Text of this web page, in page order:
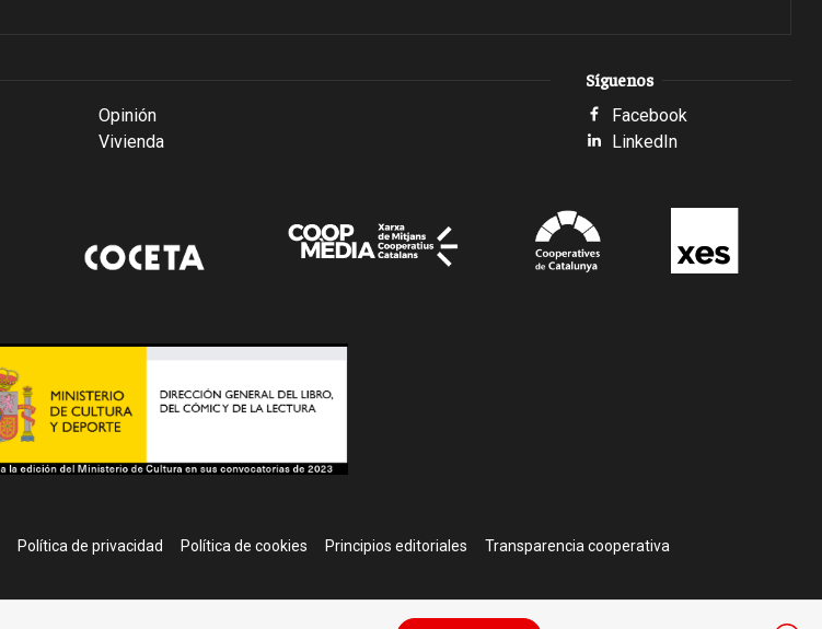
Opinión
Vivienda
Síguenos
Facebook
LinkedIn
Política de privacidad Política de cookies Principios editoriales Transparencia cooperativa